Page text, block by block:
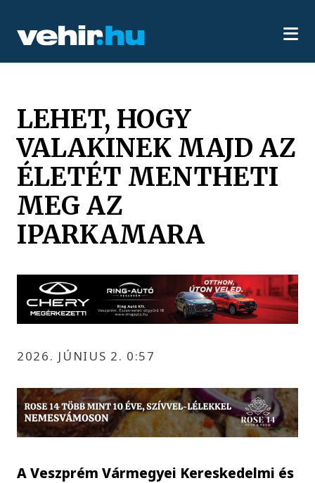
LEHET, HOGY
VALAKINEK MAJD AZ
ÉLETÉT MENTHETI
MEG AZ
IPARKAMARA
2026. JÚNIUS 2. 0:57
A Veszprém Vármegyei Kereskedelmi és